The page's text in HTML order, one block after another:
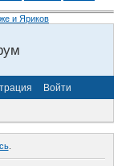
и Яриков
Войти
.